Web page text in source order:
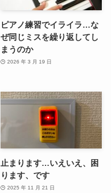
ピアノ練習でイライラ…な
ぜ同じミスを繰り返してし
まうのか
2026 年 3 月 19 日
止まります…いえいえ、困
ります、です
2025 年 11 月 21 日